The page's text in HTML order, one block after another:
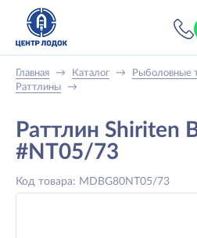
Главная → Каталог → Рыболовные
Раттлины
→
Раттлин Shiriten
#NT05/73
Код товара: MDBG80NT05/73